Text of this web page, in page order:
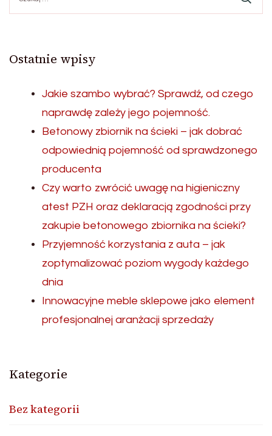
Ostatnie wpisy
Jakie szambo wybrać? Sprawdź, od czego
naprawdę zależy jego pojemność.
Betonowy zbiornik na ścieki – jak dobrać
odpowiednią pojemność od sprawdzonego
producenta
Czy warto zwrócić uwagę na higieniczny
atest PZH oraz deklaracją zgodności przy
zakupie betonowego zbiornika na ścieki?
Przyjemność korzystania z auta – jak
zoptymalizować poziom wygody każdego
dnia
Innowacyjne meble sklepowe jako element
profesjonalnej aranżacji sprzedaży
Kategorie
Bez kategorii